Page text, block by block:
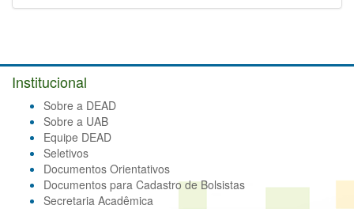
Institucional
Sobre a DEAD
Sobre a UAB
Equipe DEAD
Seletivos
Documentos Orientativos
Documentos para Cadastro de Bolsistas
Secretaria Acadêmica